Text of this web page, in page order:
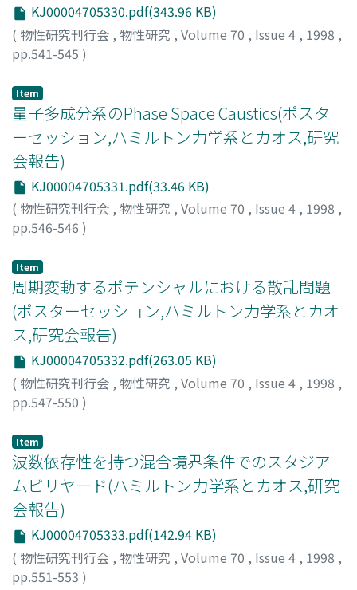
KJ00004705330.pdf(343.96 KB)
( 物性研究刊行会 , 物性研究 , Volume 70 , Issue 4 , 1998 ,
pp.541-545 )
ヤスダ, ヒデヒロ
Item
量子多成分系のPhase Space Caustics(ポスタ
ーセッション,ハミルトン力学系とカオス,研究
会報告)
KJ00004705331.pdf(33.46 KB)
( 物性研究刊行会 , 物性研究 , Volume 70 , Issue 4 , 1998 ,
pp.546-546 )
Item
周期変動するポテンシャルにおける散乱問題
(ポスターセッション,ハミルトン力学系とカオ
ス,研究会報告)
KJ00004705332.pdf(263.05 KB)
( 物性研究刊行会 , 物性研究 , Volume 70 , Issue 4 , 1998 ,
pp.547-550 )
タカハシ, キンヤ
Item
波数依存性を持つ混合境界条件でのスタジア
ムビリヤード(ハミルトン力学系とカオス,研究
会報告)
KJ00004705333.pdf(142.94 KB)
( 物性研究刊行会 , 物性研究 , Volume 70 , Issue 4 , 1998 ,
pp.551-553 )